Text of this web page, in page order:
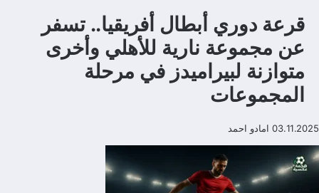
قرعة دوري أبطال أفريقيا.. تسفر
عن مجموعة نارية للأهلي وأخرى
متوازنة لبيراميدز في مرحلة
المجموعات
03.11.2025 امادو احمد